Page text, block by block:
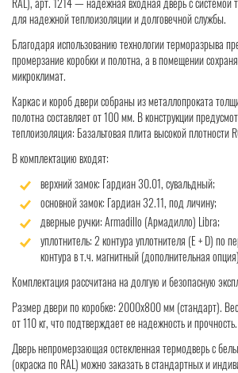
для надежной теплоизоляции и долговечной службы.
Благодаря использованию технологии терморазрыва
промерзание коробки и полотна, а в помещении
микроклимат.
Каркас и короб двери собраны из металлопроката
полотна составляет от 100 мм. В конструкции
теплоизоляция: Базальтовая плита высокой
В комплектацию входят:
верхний замок: Гардиан 30.01, сувальдный;
основной замок: Гардиан 32.11, под личину;
дверные ручки: Armadillo (Армадилло) Libra;
уплотнитель: 2 контура уплотнителя (Е + D) по
контура в т.ч. магнитный (дополнительная
Комплектация рассчитана на долгую и безопасную
Размер двери по коробке: 2000x800 мм (стандарт). Вес
от 110 кг, что подтверждает ее надежность и прочность.
Дверь непромерзающая остекленная термодверь с
(окраска по RAL) можно заказать в стандартных и